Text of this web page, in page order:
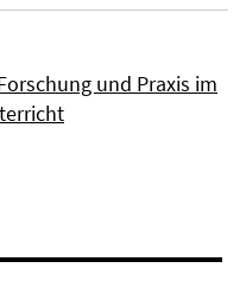
und Praxis im